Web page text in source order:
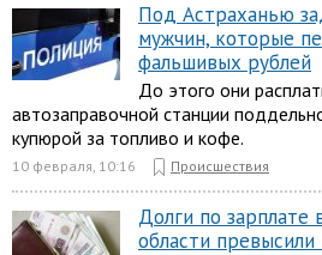
Под Астраханью
мужчин, которые
фальшивых рублей
До этого они
автозаправочной станции
купюрой за топливо и кофе.
10 февраля, 10:16 Происшествия
Долги по зарплате
области